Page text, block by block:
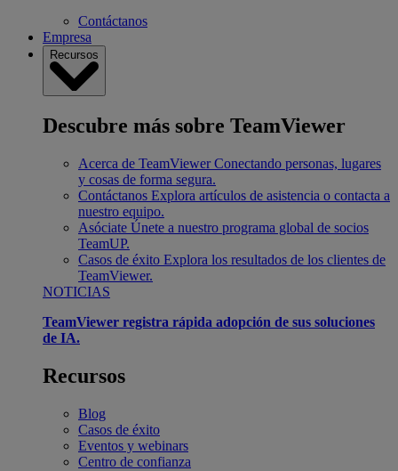
Contáctanos
Empresa
Recursos
Descubre más sobre TeamViewer
Acerca de TeamViewer Conectando personas, lugares
y cosas de forma segura.
Contáctanos Explora artículos de asistencia o contacta a
nuestro equipo.
Asóciate Únete a nuestro programa global de socios
TeamUP.
Casos de éxito Explora los resultados de los clientes de
TeamViewer.
NOTICIAS
TeamViewer registra rápida adopción de sus soluciones
de IA.
Recursos
Blog
Casos de éxito
Eventos y webinars
Centro de confianza